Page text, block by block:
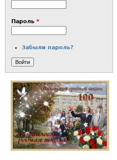
Пароль *
Забыли пароль?